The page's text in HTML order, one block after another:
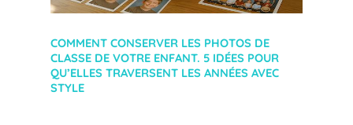
COMMENT CONSERVER LES PHOTOS DE
CLASSE DE VOTRE ENFANT. 5 IDÉES POUR
QU’ELLES TRAVERSENT LES ANNÉES AVEC
STYLE